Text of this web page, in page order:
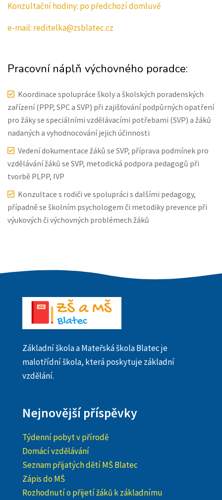
Konzultační hodiny: po předchozí domluvě
e-mail: reditelka@zsblatec.cz
Pracovní náplň výchovného poradce:
Koordinace spolupráce školy a školských poradenských
zařízení (PPP, SPC a SVP) při zajišťování podpůrných opatření
pro žáky se speciálními vzdělávacími potřebami (SVP) a žáků
nadaných a vyhodnocování jejich účinnosti
Vedení dokumentace žáků se SVP, příprava podmínek pro
vzdělávání žáků se SVP, metodická podpora pedagogů při
tvorbě PLPP, IVP
Konzultace s rodiči ve spolupráci s dalšími pedagogy,
případně se školním psychologem či metodiky prevence při
výukových či výchovných problémech žáků
Základní škola a Mateřská škola Blatec je
malotřídní škola, která poskytuje základní
vzdělání.
Nejnovější příspěvky
Týdenní pobyt v přírodě
Domácí vzdělávání
Seznam přijatých dětí MŠ Blatec
Zápis do MŠ
Rozhodnutí o přijetí žáků k základnímu